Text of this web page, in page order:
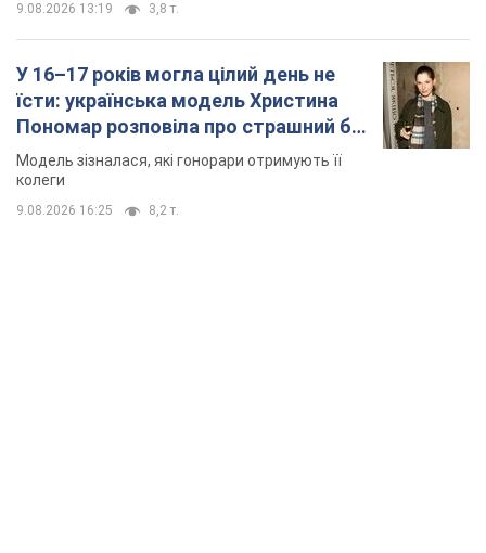
9.08.2026 13:19 3,8 т.
У 16–17 років могла цілий день не
їсти: українська модель Христина
Пономар розповіла про страшний бік
модельної кар’єри
Модель зізналася, які гонорари отримують її
колеги
9.08.2026 16:25 8,2 т.